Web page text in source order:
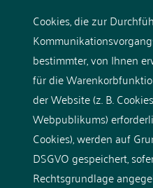
Cookies, die zur
bestimmter, von Ihnen
für die
der Website (z. B.
Webpublikums)
Cookies), werden auf
DSGVO gespeichert,
Rechtsgrundlage